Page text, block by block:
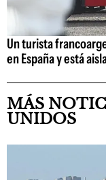
Un turista
en España y está
MÁS
UNIDOS